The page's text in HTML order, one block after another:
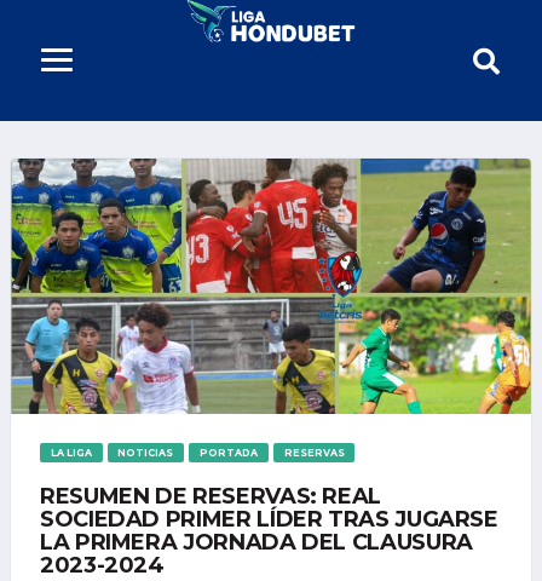
LA LIGA NOTICIAS PORTADA RESERVAS
RESUMEN DE RESERVAS: REAL
SOCIEDAD PRIMER LÍDER TRAS JUGARSE
LA PRIMERA JORNADA DEL CLAUSURA
2023-2024